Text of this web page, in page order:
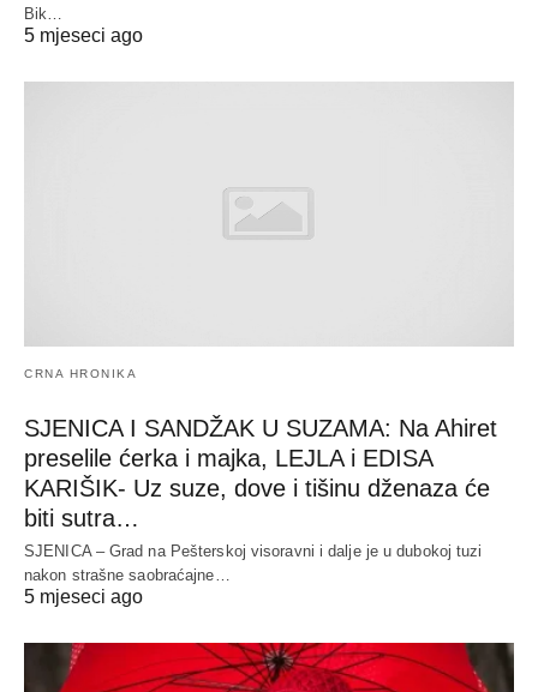
Bik…
5 mjeseci ago
CRNA HRONIKA
SJENICA I SANDŽAK U SUZAMA: Na Ahiret
preselile ćerka i majka, LEJLA i EDISA
KARIŠIK- Uz suze, dove i tišinu dženaza će
biti sutra…
SJENICA – Grad na Pešterskoj visoravni i dalje je u dubokoj tuzi
nakon strašne saobraćajne…
5 mjeseci ago